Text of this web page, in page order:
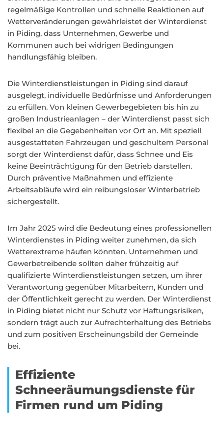
regelmäßige Kontrollen und schnelle Reaktionen auf
Wetterveränderungen gewährleistet der Winterdienst
in Piding, dass Unternehmen, Gewerbe und
Kommunen auch bei widrigen Bedingungen
handlungsfähig bleiben.
Die Winterdienstleistungen in Piding sind darauf
ausgelegt, individuelle Bedürfnisse und Anforderungen
zu erfüllen. Von kleinen Gewerbegebieten bis hin zu
großen Industrieanlagen – der Winterdienst passt sich
flexibel an die Gegebenheiten vor Ort an. Mit speziell
ausgestatteten Fahrzeugen und geschultem Personal
sorgt der Winterdienst dafür, dass Schnee und Eis
keine Beeinträchtigung für den Betrieb darstellen.
Durch präventive Maßnahmen und effiziente
Arbeitsabläufe wird ein reibungsloser Winterbetrieb
sichergestellt.
Im Jahr 2025 wird die Bedeutung eines professionellen
Winterdienstes in Piding weiter zunehmen, da sich
Wetterextreme häufen könnten. Unternehmen und
Gewerbetreibende sollten daher frühzeitig auf
qualifizierte Winterdienstleistungen setzen, um ihrer
Verantwortung gegenüber Mitarbeitern, Kunden und
der Öffentlichkeit gerecht zu werden. Der Winterdienst
in Piding bietet nicht nur Schutz vor Haftungsrisiken,
sondern trägt auch zur Aufrechterhaltung des Betriebs
und zum positiven Erscheinungsbild der Gemeinde
bei.
Effiziente
Schneeräumungsdienste für
Firmen rund um Piding